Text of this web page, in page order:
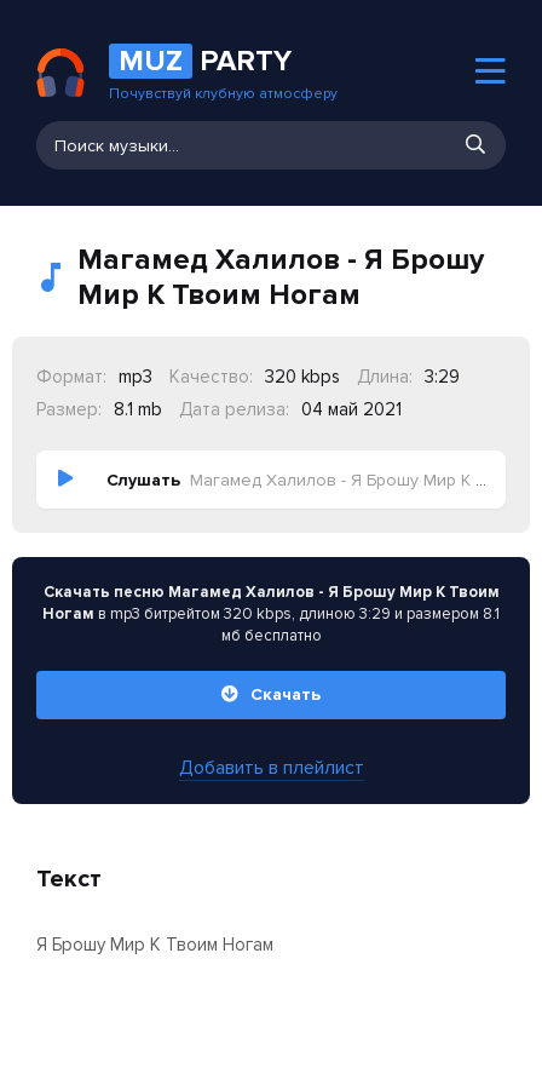
MUZ PARTY
Почувствуй клубную атмосферу
Магамед Халилов - Я Брошу
Мир К Твоим Ногам
Формат: mp3 Качество: 320 kbps Длина:
3:29
Размер:
8.1 mb Дата релиза: 04 май 2021
Слушать Магамед Халилов - Я Брошу Мир К Твоим Ногам
Скачать песню Магамед Халилов - Я Брошу Мир К Твоим
Ногам в mp3 битрейтом 320 kbps, длиною 3:29 и размером 8.1
мб бесплатно
Скачать
Добавить в плейлист
Текст
Я Брошу Мир К Твоим Ногам